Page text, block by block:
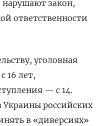
нарушают закон,
ответственности
уголовная
16 лет,
— с 14.
Украины российских
в «диверсиях»